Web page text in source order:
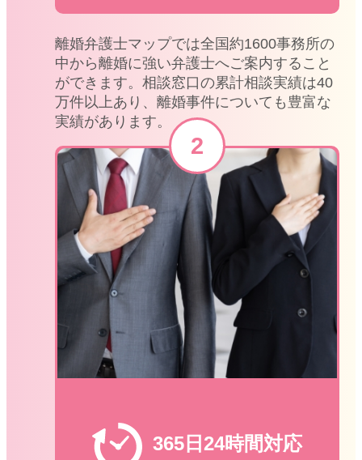
離婚弁護士マップでは全国約1600事務所の
中から離婚に強い弁護士へご案内すること
ができます。相談窓口の累計相談実績は40
万件以上あり、離婚事件についても豊富な
実績があります。
365日24時間対応